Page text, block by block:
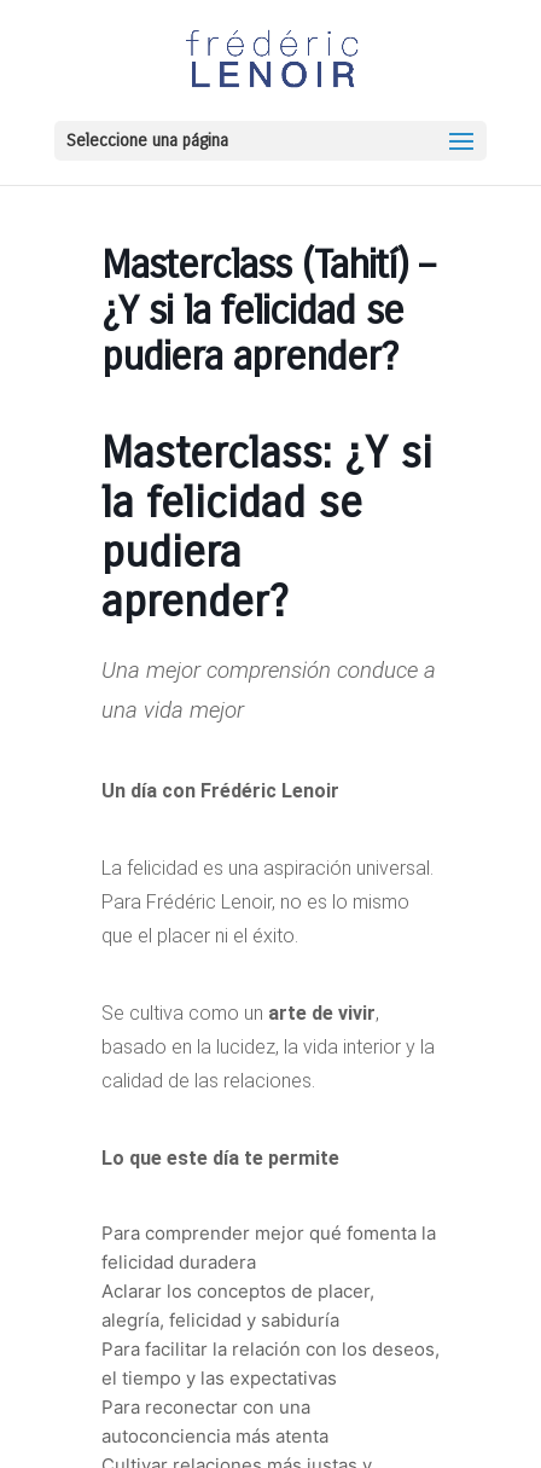
Seleccione una página
Masterclass (Tahití) –
¿Y si la felicidad se
pudiera aprender?
Masterclass: ¿Y si
la felicidad se
pudiera
aprender?
Una mejor comprensión conduce a
una vida mejor
Un día con Frédéric Lenoir
La felicidad es una aspiración universal.
Para Frédéric Lenoir, no es lo mismo
que el placer ni el éxito.
Se cultiva como un arte de vivir,
basado en la lucidez, la vida interior y la
calidad de las relaciones.
Lo que este día te permite
Para comprender mejor qué fomenta la
felicidad duradera
Aclarar los conceptos de placer,
alegría, felicidad y sabiduría
Para facilitar la relación con los deseos,
el tiempo y las expectativas
Para reconectar con una
autoconciencia más atenta